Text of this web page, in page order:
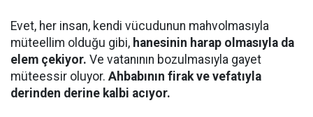
Evet, her insan, kendi vücudunun mahvolmasıyla
müteellim olduğu gibi, hanesinin harap olmasıyla da
elem çekiyor. Ve vatanının bozulmasıyla gayet
müteessir oluyor. Ahbabının firak ve vefatıyla
derinden derine kalbi acıyor.